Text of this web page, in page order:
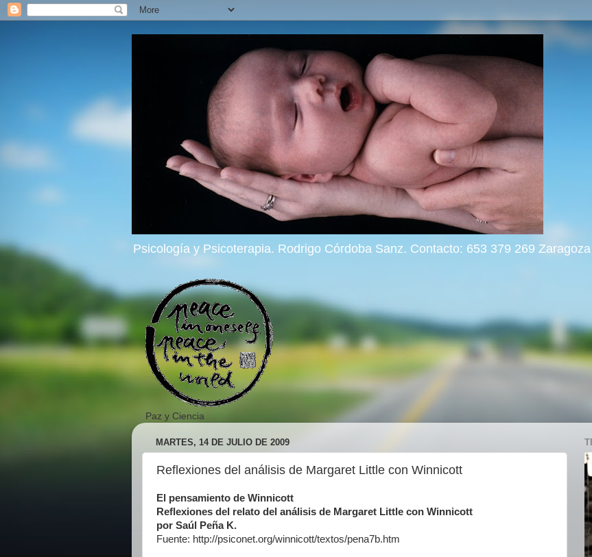
Psicología y Psicoterapia. Rodrigo Córdoba Sanz. Contacto: 653 379 269 Zaragoza
Paz y Ciencia
MARTES, 14 DE JULIO DE 2009
Reflexiones del análisis de Margaret Little con Winnicott
El pensamiento de Winnicott
Reflexiones del relato del análisis de Margaret Little con Winnicott
por Saúl Peña K.
Fuente: http://psiconet.org/winnicott/textos/pena7b.htm